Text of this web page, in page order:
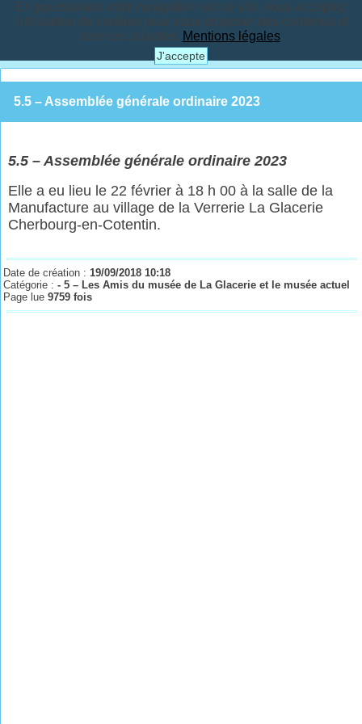
En poursuivant votre navigation sur ce site, vous acceptez
l'utilisation de cookies pour vous proposer des contenus et
services adaptés. Mentions légales.
J'accepte
5.5 – Assemblée générale ordinaire 2023
5.5 – Assemblée générale ordinaire 2023
Elle a eu lieu le 22 février à 18 h 00 à la salle de la
Manufacture au village de la Verrerie La Glacerie
Cherbourg-en-Cotentin.
Date de création :19/09/2018 10:18
Catégorie :- 5 – Les Amis du musée de La Glacerie et le musée actuel
Page lue9759 fois